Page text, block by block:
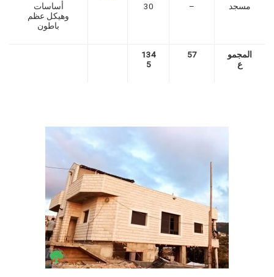
مسجد –
30
أساسات
وهيكل عظم
باطون
المجمو
ع
57
134
5